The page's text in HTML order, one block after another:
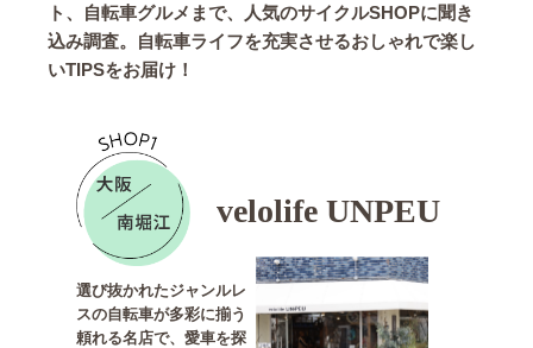
ト、自転車グルメまで、人気のサイクルSHOPに聞き
込み調査。自転車ライフを充実させるおしゃれで楽し
いTIPSをお届け！
velolife UNPEU
選び抜かれたジャンルレ
スの自転車が多彩に揃う
頼れる名店で、愛車を探